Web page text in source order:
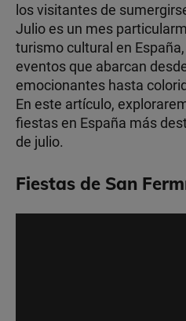
los visitantes de
Julio es un mes
turismo cultural en
eventos que abarcan
emocionantes hasta
En este artículo,
fiestas en España más
de julio.
Fiestas de San